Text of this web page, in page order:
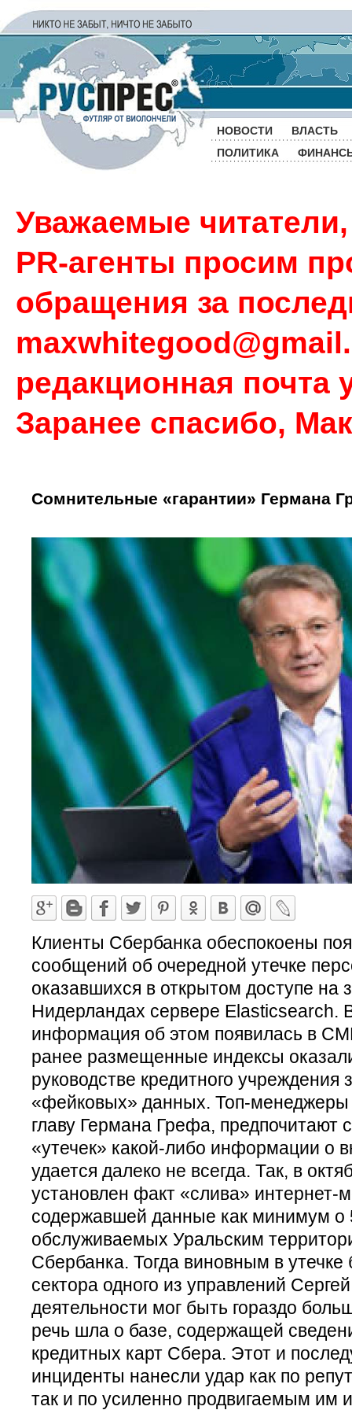
НОВОСТИ
ВЛАСТЬ
ПОЛИТИКА
Уважаемые
PR-агенты просим
обращения за
редакционная почта
Заранее спасибо,
Сомнительные «гарантии» Германа
Клиенты Сбербанка обеспокоены
сообщений об очередной утечке
оказавшихся в открытом доступе на
Нидерландах сервере Elasticsearch.
информация об этом появилась в
ранее размещенные индексы
руководстве кредитного учреждения
«фейковых» данных. Топ-менеджеры
главу Германа Грефа, предпочитают
«утечек» какой-либо информации о
удается далеко не всегда. Так, в
установлен факт «слива»
содержавшей данные как минимум о
обслуживаемых Уральским
Сбербанка. Тогда виновным в
сектора одного из управлений
деятельности мог быть гораздо
речь шла о базе, содержащей
кредитных карт Сбера. Этот и
инциденты нанесли удар как по
так и по усиленно продвигаемым им